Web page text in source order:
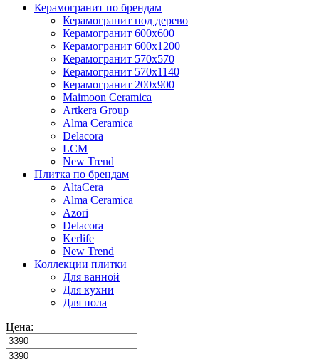
Керамогранит по брендам
Керамогранит под дерево
Керамогранит 600x600
Керамогранит 600x1200
Керамогранит 570x570
Керамогранит 570x1140
Керамогранит 200x900
Maimoon Ceramica
Artkera Group
Alma Ceramica
Delacora
LCM
New Trend
Плитка по брендам
AltaCera
Аlma Ceramica
Azori
Delacora
Kerlife
New Trend
Коллекции плитки
Для ванной
Для кухни
Для пола
Цена: